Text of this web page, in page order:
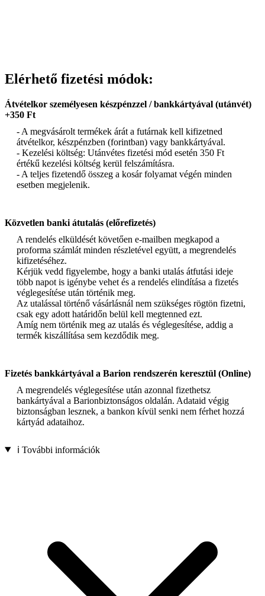
Elérhető fizetési módok:
Átvételkor személyesen készpénzzel / bankkártyával (utánvét)
+350 Ft
- A megvásárolt termékek árát a futárnak kell kifizetned
átvételkor, készpénzben (forintban) vagy bankkártyával.
- Kezelési költség: Utánvétes fizetési mód esetén 350 Ft
értékű kezelési költség kerül felszámításra.
- A teljes fizetendő összeg a kosár folyamat végén minden
esetben megjelenik.
Közvetlen banki átutalás (előrefizetés)
A rendelés elküldését követően e-mailben megkapod a
proforma számlát minden részletével együtt, a megrendelés
kifizetéséhez.
Kérjük vedd figyelembe, hogy a banki utalás átfutási ideje
több napot is igénybe vehet és a rendelés elindítása a fizetés
véglegesítése után történik meg.
Az utalással történő vásárlásnál nem szükséges rögtön fizetni,
csak egy adott határidőn belül kell megtenned ezt.
Amíg nem történik meg az utalás és véglegesítése, addig a
termék kiszállítása sem kezdődik meg.
Fizetés bankkártyával a Barion rendszerén keresztül (Online)
A megrendelés véglegesítése után azonnal fizethetsz
bankártyával a Barionbiztonságos oldalán. Adataid végig
biztonságban lesznek, a bankon kívül senki nem férhet hozzá
kártyád adataihoz.
ℹ️ További információk